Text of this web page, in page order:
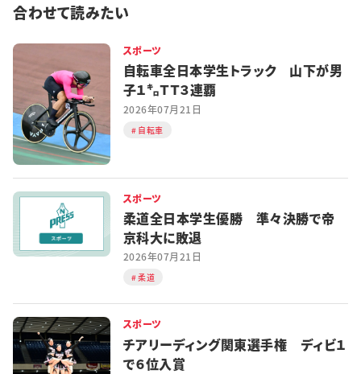
合わせて読みたい
スポーツ
自転車全日本学生トラック 山下が男
子１㌔ＴＴ３連覇
2026年07月21日
自転車
スポーツ
柔道全日本学生優勝 準々決勝で帝
京科大に敗退
2026年07月21日
柔道
スポーツ
チアリーディング関東選手権 ディビ１
で６位入賞